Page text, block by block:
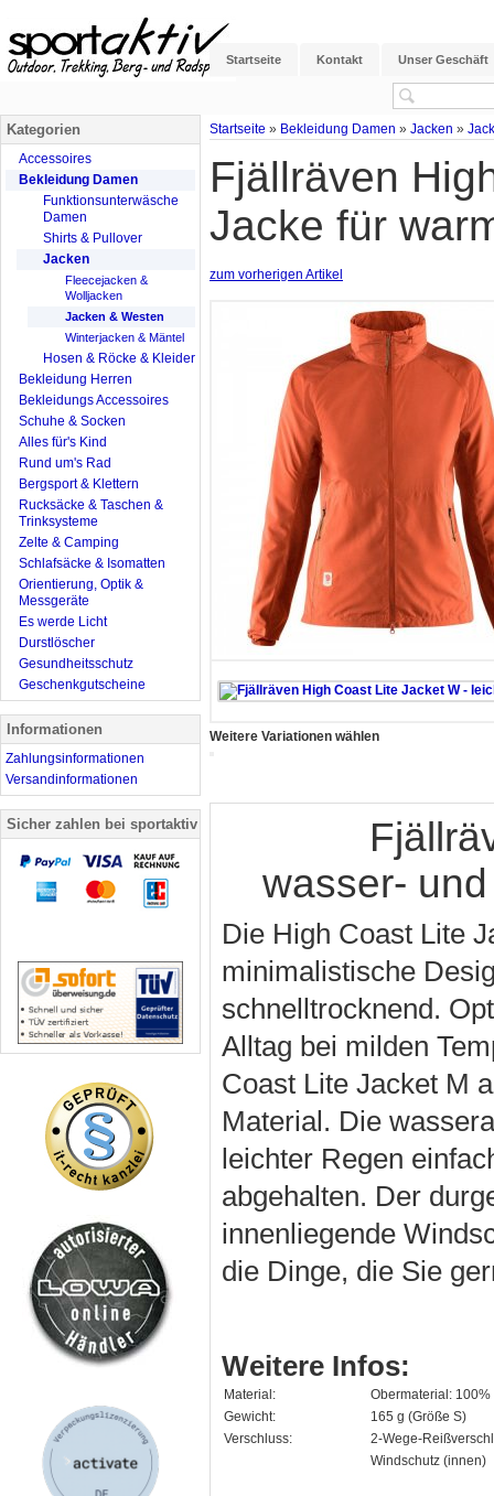
Startseite Kontakt Unser Geschäft
Startseite » Bekleidung Damen » Jacken »
Fjällräven
Jacke für
zum vorherigen Artikel
Weitere Variationen wählen
wasser-
Die High Coast Lite
minimalistische
schnelltrocknend.
Alltag bei milden
Coast Lite Jacket M
Material. Die
leichter Regen
abgehalten. Der
innenliegende
die Dinge, die Sie
Weitere Infos:
Material:
Obermaterial: 100%
Gewicht:
165 g (Größe S)
Verschluss:
2-Wege-
Windschutz (innen)
Kategorien
Accessoires
Bekleidung Damen
Funktionsunterwäsche
Damen
Shirts & Pullover
Jacken
Fleecejacken &
Wolljacken
Jacken & Westen
Winterjacken & Mäntel
Hosen & Röcke & Kleider
Bekleidung Herren
Bekleidungs Accessoires
Schuhe & Socken
Alles für's Kind
Rund um's Rad
Bergsport & Klettern
Rucksäcke & Taschen &
Trinksysteme
Zelte & Camping
Schlafsäcke & Isomatten
Orientierung, Optik &
Messgeräte
Es werde Licht
Durstlöscher
Gesundheitsschutz
Geschenkgutscheine
Informationen
Zahlungsinformationen
Versandinformationen
Sicher zahlen bei sportaktiv